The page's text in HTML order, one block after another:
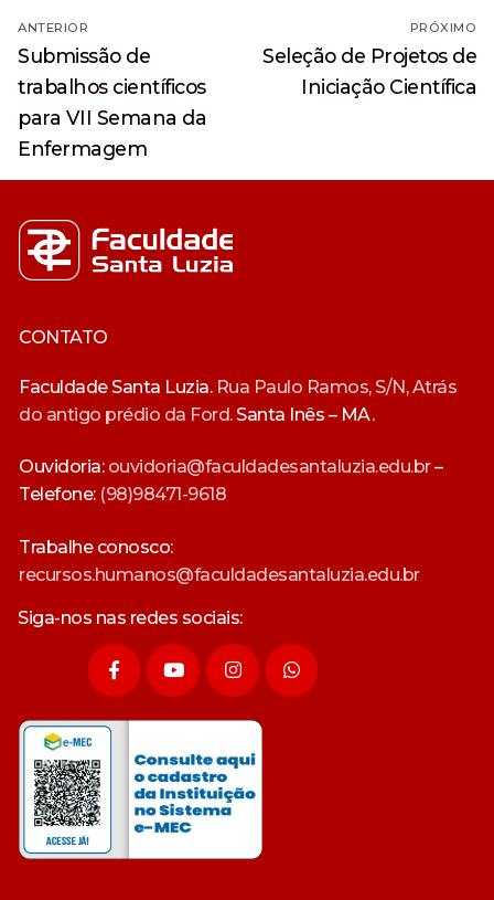
Navegação
de
Post
ANTERIOR
Post
anterior:
Submissão de
trabalhos científicos
para VII Semana da
Enfermagem
PRÓXIMO
Próximo
post:
Seleção de Projetos de
Iniciação Científica
CONTATO
Faculdade Santa Luzia. Rua Paulo Ramos, S/N, Atrás
do antigo prédio da Ford.Santa Inês – MA.
Ouvidoria: ouvidoria@faculdadesantaluzia.edu.br–
Telefone: (98)98471-9618
Trabalhe conosco:
recursos.humanos@faculdadesantaluzia.edu.br
Siga-nos nas redes sociais: